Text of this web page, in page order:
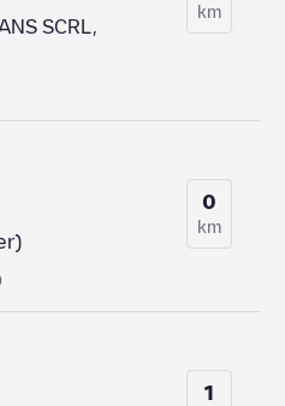
SCRL,
km
0
km
1